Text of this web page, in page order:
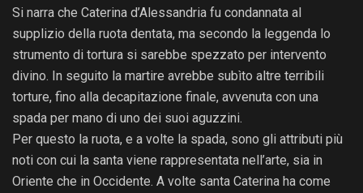
Si narra che Caterina d’Alessandria fu condannata al
supplizio della ruota dentata, ma secondo la leggenda lo
strumento di tortura si sarebbe spezzato per intervento
divino. In seguito la martire avrebbe subìto altre terribili
torture, fino alla decapitazione finale, avvenuta con una
spada per mano di uno dei suoi aguzzini.
Per questo la ruota, e a volte la spada, sono gli attributi più
noti con cui la santa viene rappresentata nell’arte, sia in
Oriente che in Occidente. A volte santa Caterina ha come